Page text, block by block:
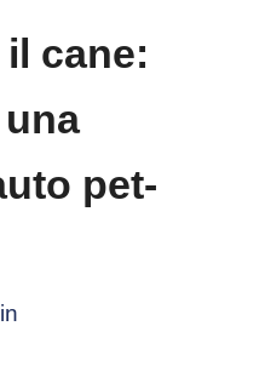
cane:
pet-